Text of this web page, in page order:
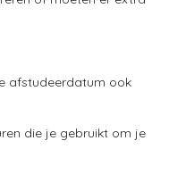
afstudeerdatum ook
die je gebruikt om je